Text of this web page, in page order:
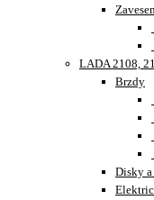
LADA 2108,
Brzdy
Disky